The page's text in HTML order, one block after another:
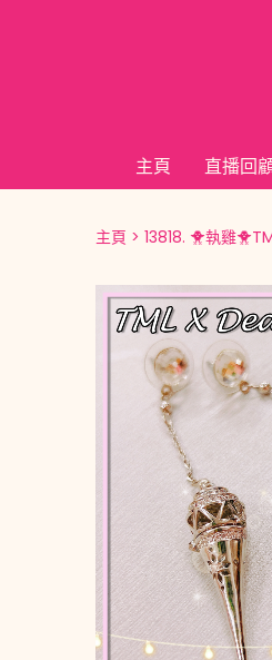
主頁 直播回
主頁 13818. 🐥執雞